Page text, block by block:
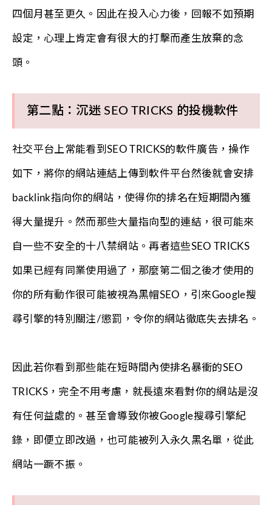
四個月甚至更久。因此在投入心力後，回報不如預期
設定，心理上肯定會有很大的打擊而產生放棄的念
頭。
第二點：沉迷 SEO TRICKS 的投機軟件
社交平台上常能看到SEO TRICKS的軟件廣告，操作
如下，將你的網站連結上傳到軟件平台然後就會安排
backlink指向你的網站，使得你的排名在短期間內獲
得大量提升。然而那些大量指向型的連結，很可能來
自一些不安全的十八禁網站。再者這些SEO TRICKS
如果已經有同業使用過了，那麼第二個之後才使用的
你的所有動作很可能被視為黑帽SEO，引來Google搜
尋引擎的特別關注/懲罰，令你的網站徹底失去排名。
因此若你看到那些能在短時間內使排名暴衝的SEO
TRICKS，完全不用考慮，就長遠來看對你的網站是沒
有任何益處的。甚至會導致你被Google搜尋引擎紀
錄，即便立即改過，也可能被列入永久黑名單，從此
網站一蹶不振。